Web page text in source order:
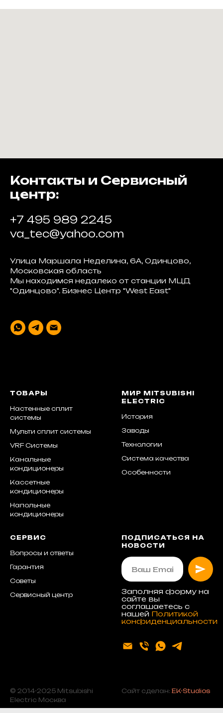
Контакты и Сервисный
центр:
+7 495 989 2245
va_tec@yahoo.com
Улица Маршала Неделина, 6А, Одинцово,
Московская область
Мы находимся недалеко от станции МЦД
"Одинцово". Бизнес Центр "West East"
ТОВАРЫ
Настенные сплит
системы
Мульти сплит системы
VRF Системы
Канальные
кондиционеры
Кассетные
кондиционеры
Напольные
кондиционеры
МИР MITSUBISHI
ELECTRIC
История
Заводы
Технологии
Система качества
Особенности
СЕРВИС
Вопросы и ответы
Гарантия
Советы
Сервисный центр
ПОДПИСАТЬСЯ НА
НОВОСТИ
Заполняя форму на
сайте вы
соглашаетесь с
нашей Политикой
конфиденциальности
© 2014-2025 Mitsubishi
Electric Москва
Сайт сделан: EK-Studios